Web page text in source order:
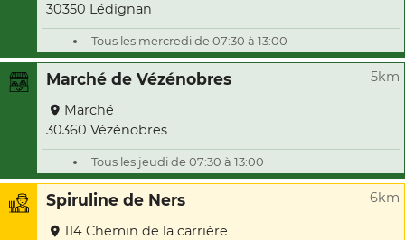
30350 Lédignan
Tous les mercredi de 07:30 à 13:00
Marché de Vézénobres 5km
Marché
30360 Vézénobres
Tous les jeudi de 07:30 à 13:00
Spiruline de Ners 6km
114 Chemin de la carrière